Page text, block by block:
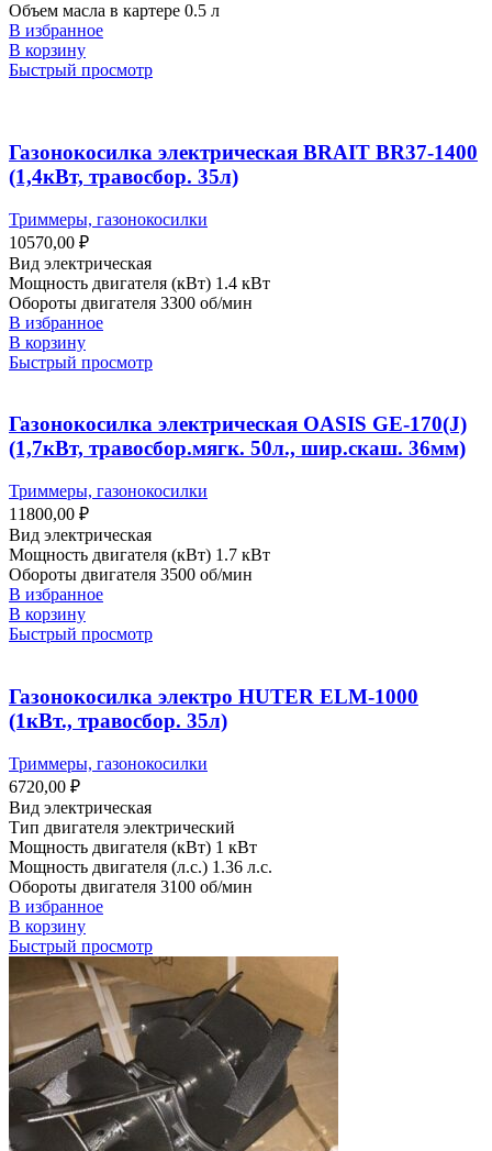
Объем масла в картере 0.5 л
В избранное
В корзину
Быстрый просмотр
Газонокосилка электрическая BRAIT BR37-1400
(1,4кВт, травосбор. 35л)
Триммеры, газонокосилки
10570,00 ₽
Вид электрическая
Мощность двигателя (кВт) 1.4 кВт
Обороты двигателя 3300 об/мин
В избранное
В корзину
Быстрый просмотр
Газонокосилка электрическая OASIS GE-170(J)
(1,7кВт, травосбор.мягк. 50л., шир.скаш. 36мм)
Триммеры, газонокосилки
11800,00 ₽
Вид электрическая
Мощность двигателя (кВт) 1.7 кВт
Обороты двигателя 3500 об/мин
В избранное
В корзину
Быстрый просмотр
Газонокосилка электро HUTER ELM-1000
(1кВт., травосбор. 35л)
Триммеры, газонокосилки
6720,00 ₽
Вид электрическая
Тип двигателя электрический
Мощность двигателя (кВт) 1 кВт
Мощность двигателя (л.с.) 1.36 л.с.
Обороты двигателя 3100 об/мин
В избранное
В корзину
Быстрый просмотр